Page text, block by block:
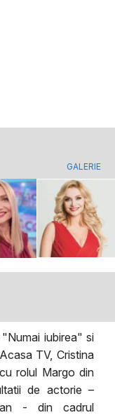
GALERIE
iubirea" si
TV, Cristina
rolul Margo din
de actorie –
- din cadrul